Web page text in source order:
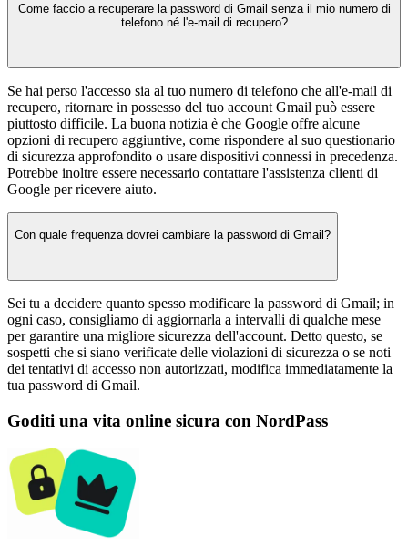
Come faccio a recuperare la password di Gmail senza il mio numero di
telefono né l'e-mail di recupero?
Se hai perso l'accesso sia al tuo numero di telefono che all'e-mail di
recupero, ritornare in possesso del tuo account Gmail può essere
piuttosto difficile. La buona notizia è che Google offre alcune
opzioni di recupero aggiuntive, come rispondere al suo questionario
di sicurezza approfondito o usare dispositivi connessi in precedenza.
Potrebbe inoltre essere necessario contattare l'assistenza clienti di
Google per ricevere aiuto.
Con quale frequenza dovrei cambiare la password di Gmail?
Sei tu a decidere quanto spesso modificare la password di Gmail; in
ogni caso, consigliamo di aggiornarla a intervalli di qualche mese
per garantire una migliore sicurezza dell'account. Detto questo, se
sospetti che si siano verificate delle violazioni di sicurezza o se noti
dei tentativi di accesso non autorizzati, modifica immediatamente la
tua password di Gmail.
Goditi una vita online sicura con NordPass